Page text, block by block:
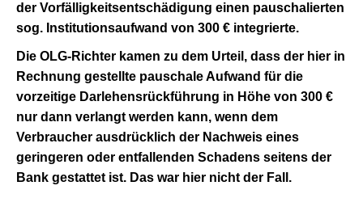
der Vorfälligkeitsentschädigung einen pauschalierten
sog. Institutionsaufwand von 300 € integrierte.
Die OLG-Richter kamen zu dem Urteil, dass der hier in
Rechnung gestellte pauschale Aufwand für die
vorzeitige Darlehensrückführung in Höhe von 300 €
nur dann verlangt werden kann, wenn dem
Verbraucher ausdrücklich der Nachweis eines
geringeren oder entfallenden Schadens seitens der
Bank gestattet ist. Das war hier nicht der Fall.